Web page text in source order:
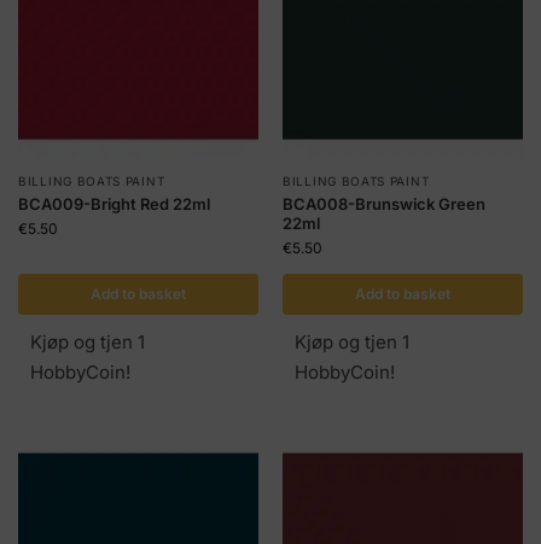
BILLING BOATS PAINT
BCA009-Bright Red 22ml
€5.50
Add to basket
Kjøp og tjen 1
HobbyCoin!
BILLING BOATS PAINT
BCA008-Brunswick Green
22ml
€5.50
Add to basket
Kjøp og tjen 1
HobbyCoin!